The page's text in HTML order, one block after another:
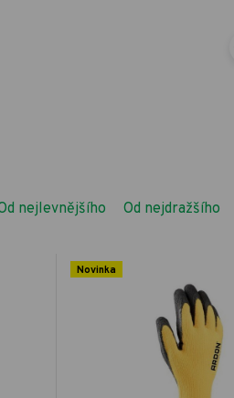
nejlevnějšího Od nejdražšího
Novinka